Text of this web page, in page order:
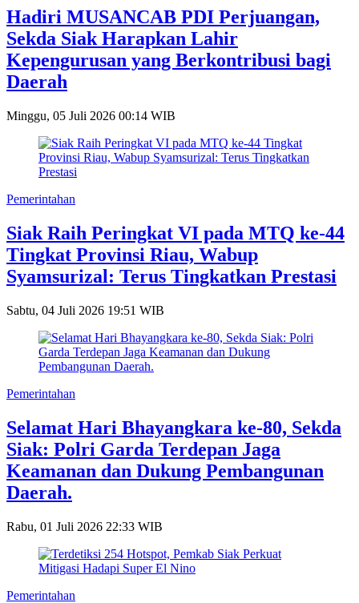
Hadiri MUSANCAB PDI Perjuangan,
Sekda Siak Harapkan Lahir
Kepengurusan yang Berkontribusi bagi
Daerah
Minggu, 05 Juli 2026 00:14 WIB
Pemerintahan
Siak Raih Peringkat VI pada MTQ ke-44
Tingkat Provinsi Riau, Wabup
Syamsurizal: Terus Tingkatkan Prestasi
Sabtu, 04 Juli 2026 19:51 WIB
Pemerintahan
Selamat Hari Bhayangkara ke-80, Sekda
Siak: Polri Garda Terdepan Jaga
Keamanan dan Dukung Pembangunan
Daerah.
Rabu, 01 Juli 2026 22:33 WIB
Pemerintahan